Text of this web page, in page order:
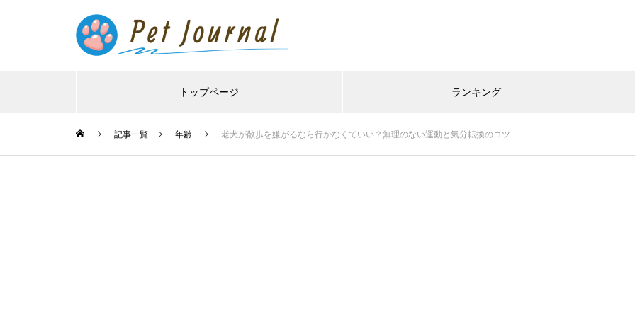
トップページ ランキング
記事一覧 年齢 老犬が散歩を嫌がるなら行かなくていい？無理のない運動と気分転換のコツ